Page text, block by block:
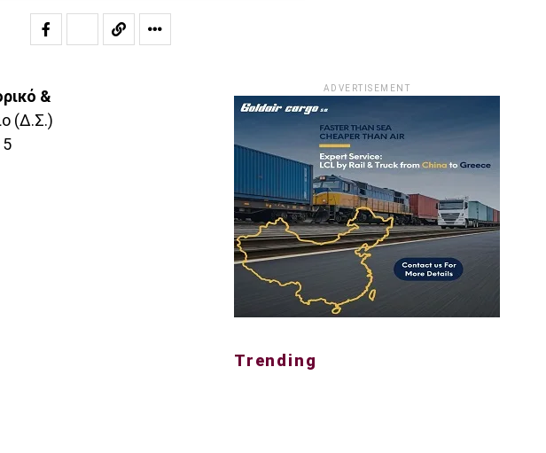
&
(Δ.Σ.)
ADVERTISEMENT
Trending